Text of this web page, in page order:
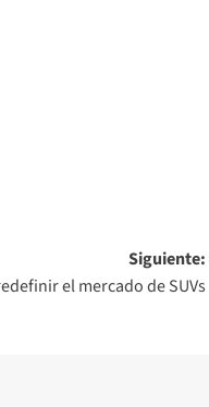
Siguiente:
el mercado de SUVs